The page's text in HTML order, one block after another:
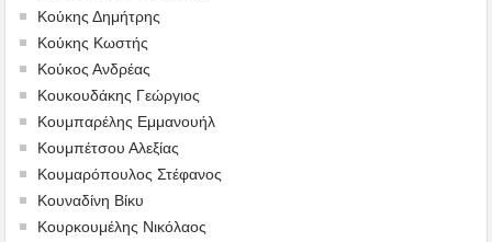
Κούκης Δημήτρης
Κούκης Κωστής
Κούκος Ανδρέας
Κουκουδάκης Γεώργιος
Κουμπαρέλης Εμμανουήλ
Κουμπέτσου Αλεξίας
Κουμαρόπουλος Στέφανος
Κουναδίνη Βίκυ
Κουρκουμέλης Νικόλαος